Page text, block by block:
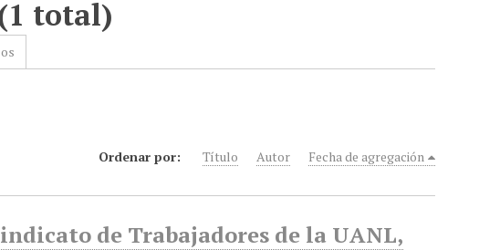
total)
Ordenar por: Título Autor Fecha de agregación
de Trabajadores de la UANL,